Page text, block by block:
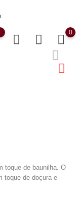
0
toque de baunilha. O
toque de doçura e